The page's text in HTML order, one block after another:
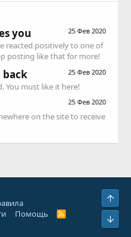
25 Фев 2020
you
reacted positively to one of
posting like that for more!
25 Фев 2020
back
You must like it here!
25 Фев 2020
on the site to receive
Помощь
R